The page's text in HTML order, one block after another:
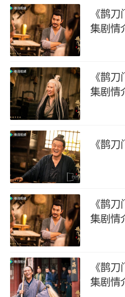
《鹊
集剧情
《鹊
集剧情
《鹊
《鹊
集剧情
《鹊
集剧情